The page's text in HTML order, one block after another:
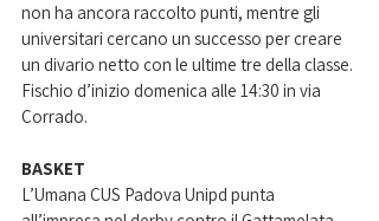
non ha ancora raccolto punti, mentre gli
universitari cercano un successo per creare
un divario netto con le ultime tre della classe.
Fischio d’inizio domenica alle 14:30 in via
Corrado.
BASKET
L’Umana CUS Padova Unipd punta